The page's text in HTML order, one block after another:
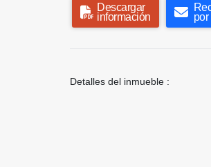
Descargar
información
Detalles del inmueble :